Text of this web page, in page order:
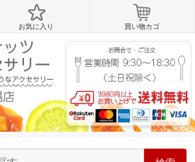
お気に入り 買い物カゴ